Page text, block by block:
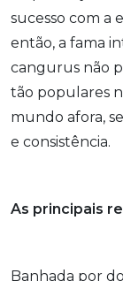
sucesso com a
então, a fama
cangurus não
tão populares
mundo afora,
e consistência.
As principais
Banhada por